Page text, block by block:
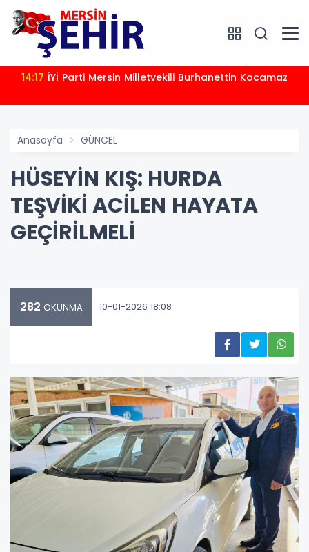
14:17 İYİ Parti Mersin Milletvekili Burhanettin Kocamaz
Anasayfa GÜNCEL
HÜSEYİN KIŞ: HURDA
TEŞVİKİ ACİLEN HAYATA
GEÇİRİLMELİ
282 OKUNMA 10-01-2026 18:08